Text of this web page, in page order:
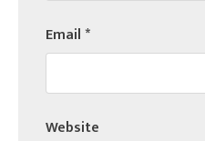
Email*
Website